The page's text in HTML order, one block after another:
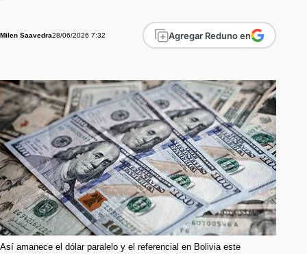
Milen Saavedra28/06/2026 7:32 Agregar Reduno en
Así amanece el dólar paralelo y el referencial en Bolivia este